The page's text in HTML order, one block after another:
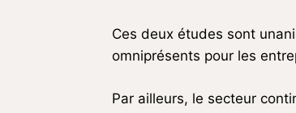
Ces deux études sont
omniprésents pour les
Par ailleurs, le secteur